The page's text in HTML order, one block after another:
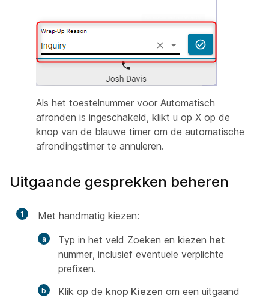
Als het toestelnummer voor Automatisch
afronden is ingeschakeld, klikt u op X op de
knop van de blauwe timer om de automatische
afrondingstimer te annuleren.
Uitgaande gesprekken beheren
1
Met handmatig kiezen:
Typ in het veld Zoeken en kiezen het
nummer, inclusief eventuele verplichte
prefixen.
Klik op de knop Kiezen om een uitgaand